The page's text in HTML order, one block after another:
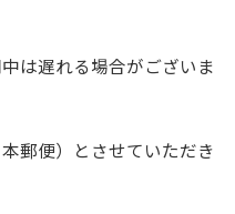
は遅れる場合がございま
郵便）とさせていただき